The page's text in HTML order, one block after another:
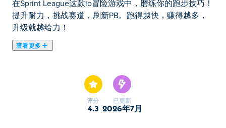
在Sprint League这款io冒险游戏中，磨练你的跑步技巧！
提升耐力，挑战赛道，刷新PB。跑得越快，赚得越多，
升级就越给力！
查看更多
积分，升级到更好、更快的机器，并与精英跑者竞争赢取
金币。使用你的奖励来解锁超酷的鞋子、时尚的皮肤和强
大的升级。不断升级，提升你的能力，力争登顶。受热门
评分
4.3
已更新
2026年7月